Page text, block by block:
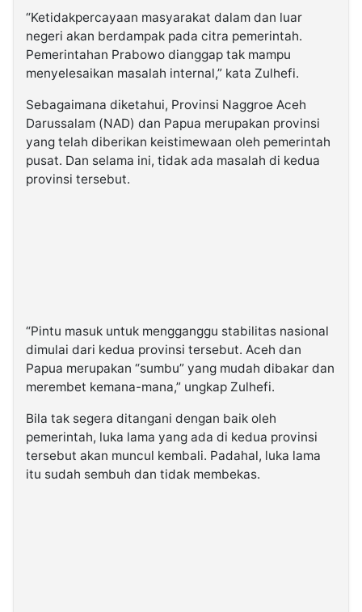
“Ketidakpercayaan masyarakat dalam dan luar
negeri akan berdampak pada citra pemerintah.
Pemerintahan Prabowo dianggap tak mampu
menyelesaikan masalah internal,” kata Zulhefi.
Sebagaimana diketahui, Provinsi Naggroe Aceh
Darussalam (NAD) dan Papua merupakan provinsi
yang telah diberikan keistimewaan oleh pemerintah
pusat. Dan selama ini, tidak ada masalah di kedua
provinsi tersebut.
“Pintu masuk untuk mengganggu stabilitas nasional
dimulai dari kedua provinsi tersebut. Aceh dan
Papua merupakan “sumbu” yang mudah dibakar dan
merembet kemana-mana,” ungkap Zulhefi.
Bila tak segera ditangani dengan baik oleh
pemerintah, luka lama yang ada di kedua provinsi
tersebut akan muncul kembali. Padahal, luka lama
itu sudah sembuh dan tidak membekas.